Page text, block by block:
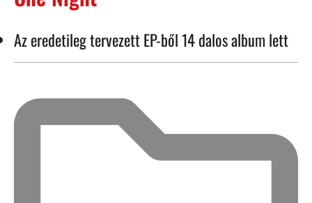
Az eredetileg tervezett EP-ből 14 dalos album lett